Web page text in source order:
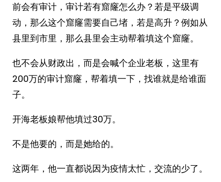
前会有审计，审计若有窟窿怎么办？若是平级调
动，那么这个窟窿需要自己堵，若是高升？例如从
县里到市里，那么县里会主动帮着填这个窟窿。
也不会从财政出，而是会喊个企业老板，这里有
200万的审计窟窿，帮着填一下，找谁就是给谁面
子。
开海老板娘帮他填过30万。
不是他要的，而是她给的。
这两年，他一直都说因为疫情太忙，交流的少了。